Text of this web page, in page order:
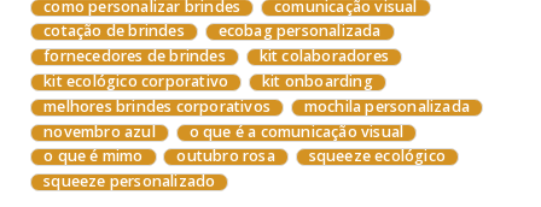
como personalizar brindes
comunicação visual
cotação de brindes
ecobag personalizada
fornecedores de brindes
kit colaboradores
kit ecológico corporativo
kit onboarding
melhores brindes corporativos
mochila personalizada
novembro azul
o que é a comunicação visual
o que é mimo
outubro rosa
squeeze ecológico
squeeze personalizado